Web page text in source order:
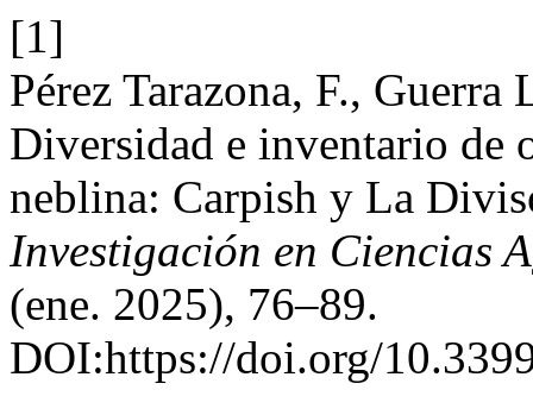
[1]
Pérez Tarazona, F.,
Diversidad e inventario de
neblina: Carpish y La
Investigación en Ciencias
(ene. 2025), 76–89.
DOI:https://doi.org/